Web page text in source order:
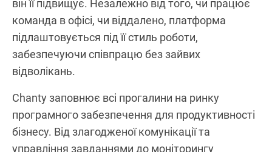
він її підвищує. Незалежно від того, чи працює
команда в офісі, чи віддалено, платформа
підлаштовується під її стиль роботи,
забезпечуючи співпрацю без зайвих
відволікань.
Chanty заповнює всі прогалини на ринку
програмного забезпечення для продуктивності
бізнесу. Від злагодженої комунікації та
управління завданнями до моніторингу